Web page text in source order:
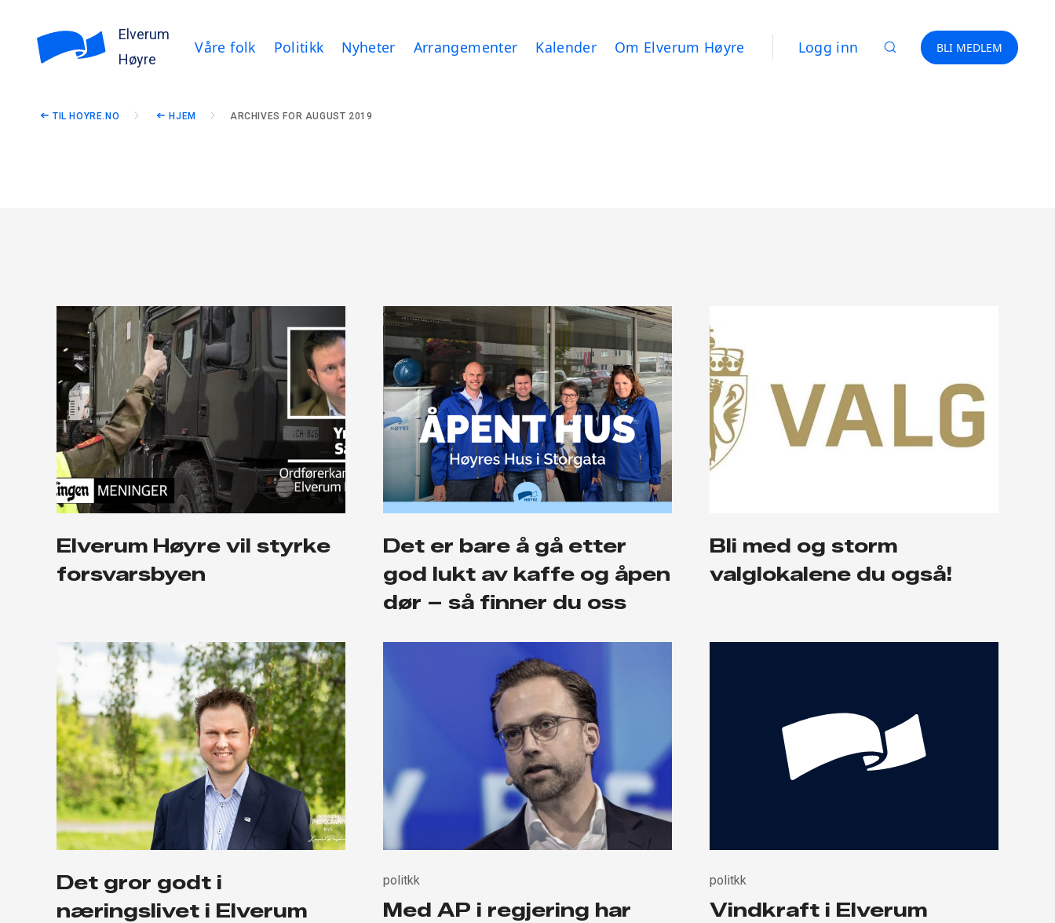
Elverum
Høyre
Våre folk Politikk Nyheter Arrangementer Kalender Om Elverum Høyre Logg inn BLI MEDLEM
TIL HOYRE.NO HJEM ARCHIVES FOR AUGUST 2019
Elverum Høyre vil styrke
forsvarsbyen
Det er bare å gå etter
god lukt av kaffe og åpen
dør – så finner du oss
Bli med og storm
valglokalene du også!
Det gror godt i
næringslivet i Elverum
politkk
Med AP i regjering har
politkk
Vindkraft i Elverum